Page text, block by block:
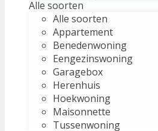
Alle soorten
Alle soorten
Appartement
Benedenwoning
Eengezinswoning
Garagebox
Herenhuis
Hoekwoning
Maisonnette
Tussenwoning